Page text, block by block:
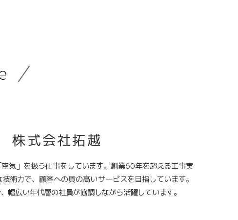
株式会社拓越
気」を扱う仕事をしています。創業60年を超える工事実
術力で、顧客への質の高いサービスを目指しています。
幅広い年代層の社員が協調しながら活躍しています。